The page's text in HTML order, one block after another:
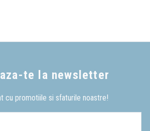
te la newsletter
cu promotiile si sfaturile noastre!